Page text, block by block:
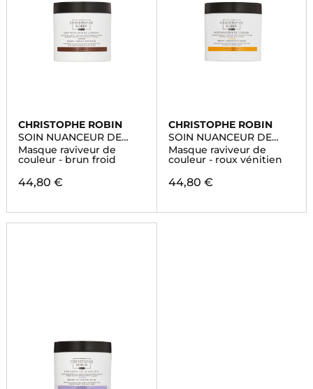
CHRISTOPHE ROBIN
SOIN NUANCEUR DE
COULEUR
Masque raviveur de
couleur - brun froid
44,80 €
CHRISTOPHE ROBIN
SOIN NUANCEUR DE
COULEUR
Masque raviveur de
couleur - roux vénitien
44,80 €